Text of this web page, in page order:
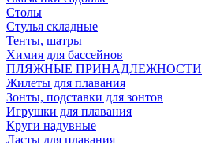
Столы
Стулья складные
Тенты, шатры
Химия для бассейнов
ПЛЯЖНЫЕ ПРИНАДЛЕЖНОСТИ
Жилеты для плавания
Зонты, подставки для зонтов
Игрушки для плавания
Круги надувные
Ласты для плавания